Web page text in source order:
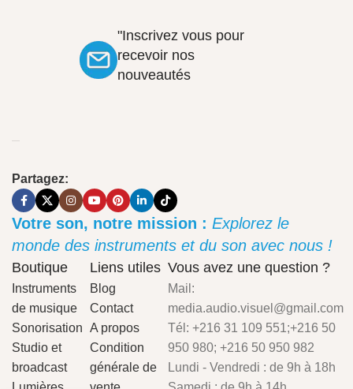
"Inscrivez vous pour
recevoir nos
nouveautés
Partagez:
Votre son, notre mission : Explorez le
monde des instruments et du son avec nous !
Boutique
Instruments
de musique
Sonorisation
Studio et
broadcast
Liens utiles
Blog
Contact
A propos
Condition
générale de
Vous avez une question ?
Mail:
media.audio.visuel@gmail.com
Tél: +216 31 109 551;+216 50
950 980; +216 50 950 982
Lundi - Vendredi : de 9h à 18h